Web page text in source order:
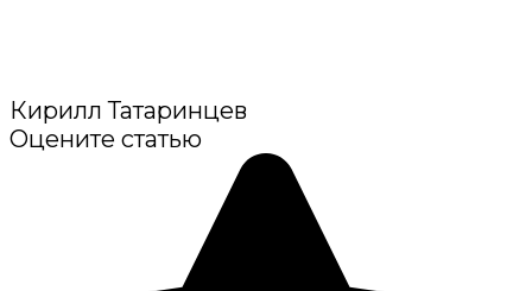
Кирилл Татаринцев
Оцените статью